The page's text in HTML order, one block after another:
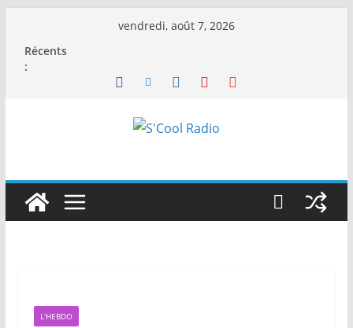
contenu
vendredi, août 7, 2026
Récents
:
L'HEBDO